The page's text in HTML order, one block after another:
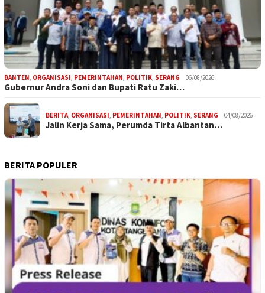
BANTEN, ORGANISASI, PEMERINTAHAN, POLITIK, SERANG 06/08/2026
Gubernur Andra Soni dan Bupati Ratu Zaki…
BERITA, ORGANISASI, PEMERINTAHAN, POLITIK, SERANG 04/08/2026
Jalin Kerja Sama, Perumda Tirta Albantan…
BERITA POPULER